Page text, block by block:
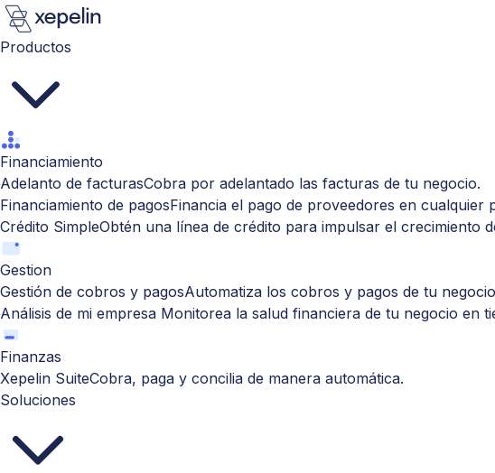
Productos
Financiamiento
Adelanto de facturasCobra por adelantado las facturas de tu negocio.
Financiamiento de pagosFinancia el pago de proveedores en cualquier
Crédito SimpleObtén una línea de crédito para impulsar el crecimiento
Gestion
Gestión de cobros y pagosAutomatiza los cobros y pagos de tu
Análisis de mi empresa Monitorea la salud financiera de tu negocio en
Finanzas
Xepelin SuiteCobra, paga y concilia de manera automática.
Soluciones